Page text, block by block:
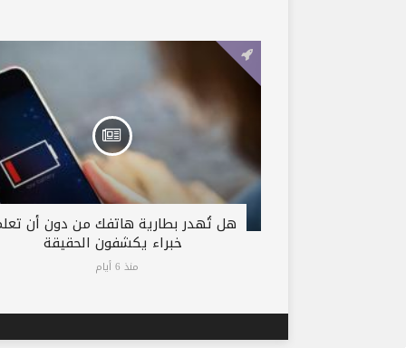
هل تُهدر بطارية هاتفك من دون أن
خبراء يكشفون الحقيقة
منذ 6 أيام